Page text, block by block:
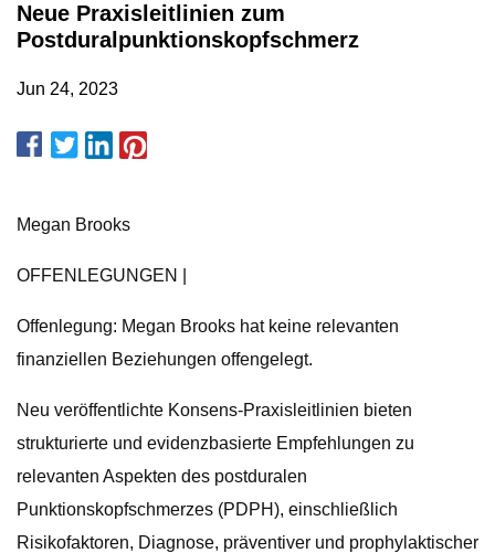
Neue Praxisleitlinien zum
Postduralpunktionskopfschmerz
Jun 24, 2023
Megan Brooks
OFFENLEGUNGEN |
Offenlegung: Megan Brooks hat keine relevanten
finanziellen Beziehungen offengelegt.
Neu veröffentlichte Konsens-Praxisleitlinien bieten
strukturierte und evidenzbasierte Empfehlungen zu
relevanten Aspekten des postduralen
Punktionskopfschmerzes (PDPH), einschließlich
Risikofaktoren, Diagnose, präventiver und prophylaktischer